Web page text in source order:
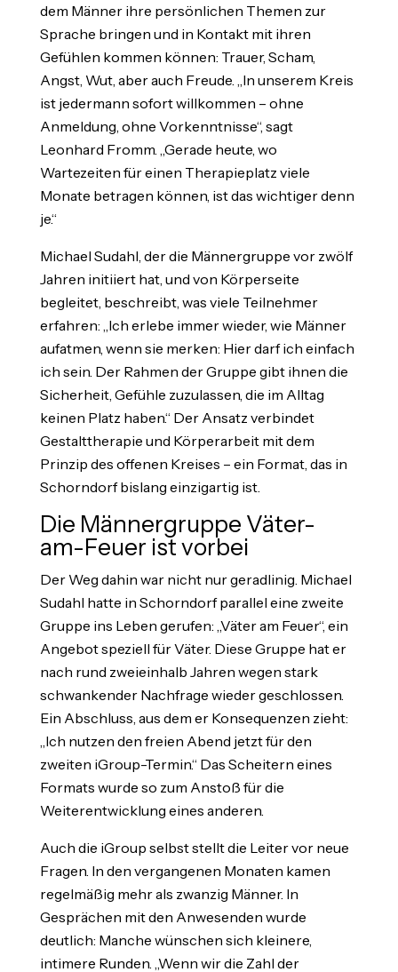
dem Männer ihre persönlichen Themen zur
Sprache bringen und in Kontakt mit ihren
Gefühlen kommen können: Trauer, Scham,
Angst, Wut, aber auch Freude. „In unserem Kreis
ist jedermann sofort willkommen – ohne
Anmeldung, ohne Vorkenntnisse“, sagt
Leonhard Fromm. „Gerade heute, wo
Wartezeiten für einen Therapieplatz viele
Monate betragen können, ist das wichtiger denn
je.“
Michael Sudahl, der die Männergruppe vor zwölf
Jahren initiiert hat, und von Körperseite
begleitet, beschreibt, was viele Teilnehmer
erfahren: „Ich erlebe immer wieder, wie Männer
aufatmen, wenn sie merken: Hier darf ich einfach
ich sein. Der Rahmen der Gruppe gibt ihnen die
Sicherheit, Gefühle zuzulassen, die im Alltag
keinen Platz haben.“ Der Ansatz verbindet
Gestalttherapie und Körperarbeit mit dem
Prinzip des offenen Kreises – ein Format, das in
Schorndorf bislang einzigartig ist.
Die Männergruppe Väter-
am-Feuer ist vorbei
Der Weg dahin war nicht nur geradlinig. Michael
Sudahl hatte in Schorndorf parallel eine zweite
Gruppe ins Leben gerufen: „Väter am Feuer“, ein
Angebot speziell für Väter. Diese Gruppe hat er
nach rund zweieinhalb Jahren wegen stark
schwankender Nachfrage wieder geschlossen.
Ein Abschluss, aus dem er Konsequenzen zieht:
„Ich nutzen den freien Abend jetzt für den
zweiten iGroup-Termin.“ Das Scheitern eines
Formats wurde so zum Anstoß für die
Weiterentwicklung eines anderen.
Auch die iGroup selbst stellt die Leiter vor neue
Fragen. In den vergangenen Monaten kamen
regelmäßig mehr als zwanzig Männer. In
Gesprächen mit den Anwesenden wurde
deutlich: Manche wünschen sich kleinere,
intimere Runden. „Wenn wir die Zahl der